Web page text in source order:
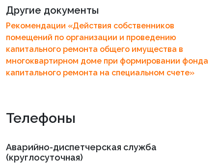
Другие документы
Рекомендации «Действия собственников
помещений по организации и проведению
капитального ремонта общего имущества в
многоквартирном доме при формировании фонда
капитального ремонта на специальном счете»
Телефоны
Аварийно-диспетчерская служба
(круглосуточная)